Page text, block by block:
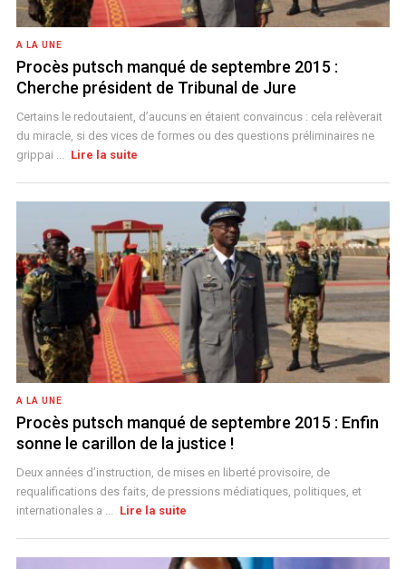
A LA UNE
Procès putsch manqué de septembre 2015 :
Cherche président de Tribunal de Jure
Certains le redoutaient, d’aucuns en étaient convaincus : cela relèverait
du miracle, si des vices de formes ou des questions préliminaires ne
grippai ... Lire la suite
A LA UNE
Procès putsch manqué de septembre 2015 : Enfin
sonne le carillon de la justice !
Deux années d’instruction, de mises en liberté provisoire, de
requalifications des faits, de pressions médiatiques, politiques, et
internationales a ... Lire la suite